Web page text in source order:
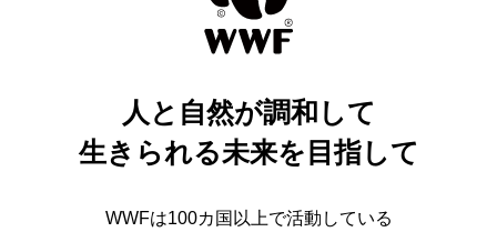
人と自然が調和して
生きられる未来を目指して
WWFは100カ国以上で活動している